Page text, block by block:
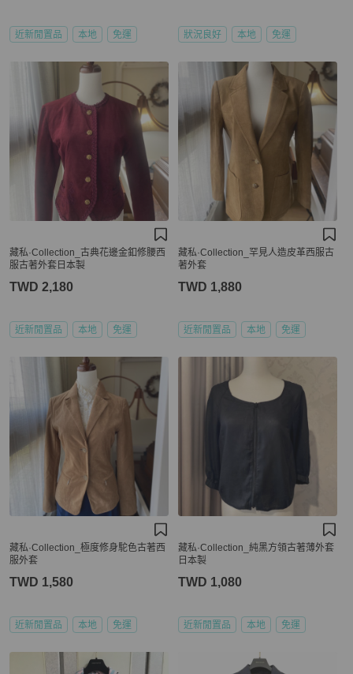
近新閒置品 本地 免運 狀況良好 本地 免運
藏私·Collection_古典花邊金釦修腰西
服古著外套日本製
TWD 2,180
近新閒置品 本地 免運
藏私·Collection_罕見人造皮革西服古
著外套
TWD 1,880
近新閒置品 本地 免運
藏私·Collection_極度修身駝色古著西
服外套
TWD 1,580
近新閒置品 本地 免運
藏私·Collection_純黑方領古著薄外套
日本製
TWD 1,080
近新閒置品 本地 免運